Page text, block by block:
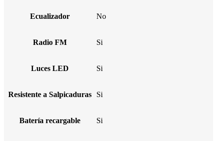
Ecualizador No
Radio FM Si
Luces LED Si
Resistente a Salpicaduras Si
Batería recargable Si